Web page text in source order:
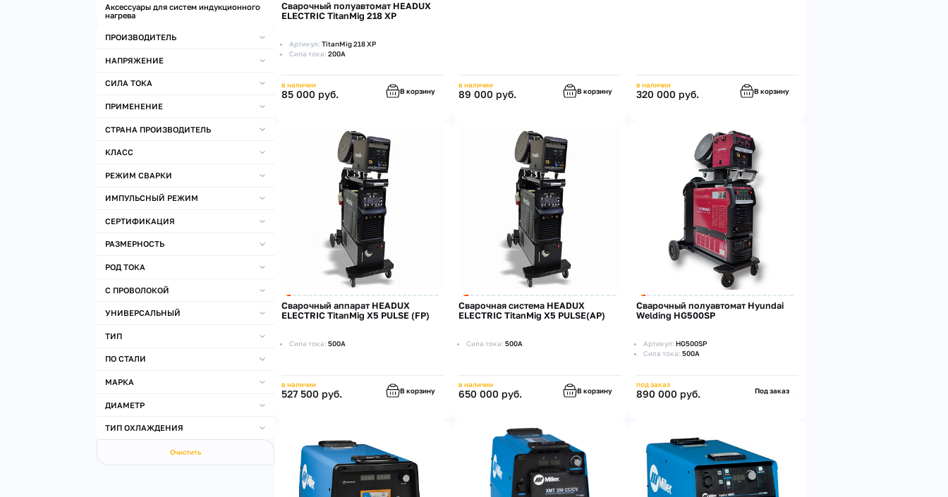
Аксессуары для систем индукционного
нагрева
ПРОИЗВОДИТЕЛЬ
НАПРЯЖЕНИЕ
СИЛА ТОКА
ПРИМЕНЕНИЕ
СТРАНА ПРОИЗВОДИТЕЛЬ
КЛАСС
РЕЖИМ СВАРКИ
ИМПУЛЬСНЫЙ РЕЖИМ
СЕРТИФИКАЦИЯ
РАЗМЕРНОСТЬ
РОД ТОКА
С ПРОВОЛОКОЙ
УНИВЕРСАЛЬНЫЙ
ТИП
ПО СТАЛИ
МАРКА
ДИАМЕТР
ТИП ОХЛАЖДЕНИЯ
Очистить
Сварочный полуавтомат HEADUX
ELECTRIC TitanMig 218 XP
Артикул: TitanMig 218 XP
Сила тока: 200А
в наличии
85 000 руб. В корзину
в наличии
89 000 руб. В корзину
в наличии
320 000 руб. В корзину
Cварочный аппарат HEADUX
ELECTRIC TitanMig X5 PULSE (FP)
Сила тока: 500А
в наличии
527 500 руб. В корзину
Cварочная система HEADUX
ELECTRIC TitanMig X5 PULSE(AP)
Сила тока: 500А
в наличии
650 000 руб. В корзину
Сварочный полуавтомат Hyundai
Welding HG500SP
Артикул:HG500SP
Сила тока:500А
под заказ
890 000 руб. Под заказ